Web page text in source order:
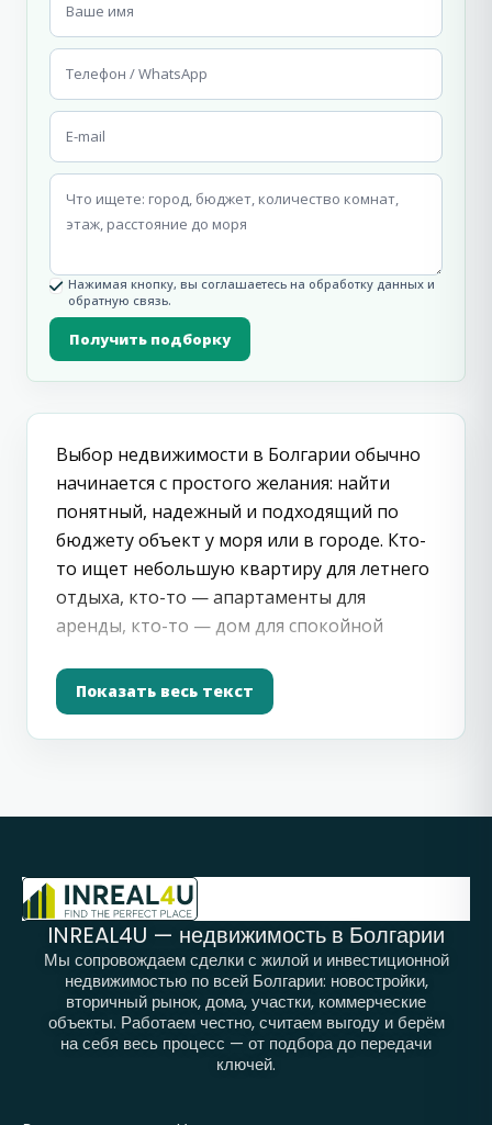
Нажимая кнопку, вы соглашаетесь на обработку данных и
обратную связь.
Получить подборку
Выбор недвижимости в Болгарии обычно
начинается с простого желания: найти
понятный, надежный и подходящий по
бюджету объект у моря или в городе. Кто-
то ищет небольшую квартиру для летнего
отдыха, кто-то — апартаменты для
аренды, кто-то — дом для спокойной
деньги в недвижимость за границей и не
переплатить на старте.
апартаменты, дома, варианты у моря,
предложения в жилых комплексах. Здесь
можно рассмотреть жилье в популярных
районах Болгарии, сравнить объекты по
расположению, цене, площади и понять,
какой вариант действительно подходит
под вашу задачу.
Болгария остается одним из самых
Показать весь текст
INREAL4U — недвижимость в Болгарии
Мы сопровождаем сделки с жилой и инвестиционной
недвижимостью по всей Болгарии: новостройки,
вторичный рынок, дома, участки, коммерческие
объекты. Работаем честно, считаем выгоду и берём
на себя весь процесс — от подбора до передачи
ключей.